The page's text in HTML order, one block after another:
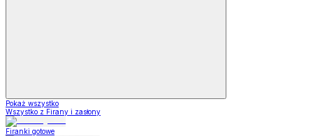
Pokaż wszystko
Wszystko z Firany i zasłony
Firanki gotowe